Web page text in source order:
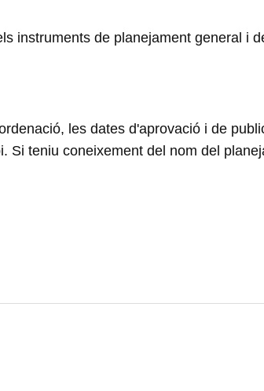
instruments de planejament general i
les dates d'aprovació i de
Si teniu coneixement del nom del